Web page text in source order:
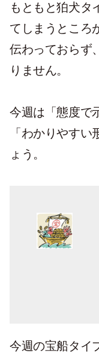
もともと狛犬タ
てしまうところ
伝わっておらず
りません。
今週は「態度で
「わかりやす
ょう。
今週の宝船タイ